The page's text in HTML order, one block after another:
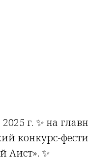
2025 г. ✨ на
конкурс-
Аист». ✨